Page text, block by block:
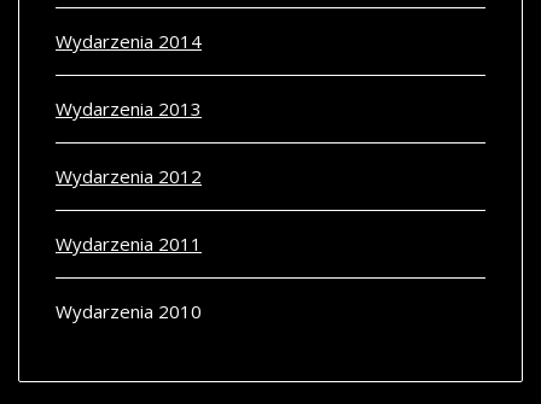
Wydarzenia 2014
Wydarzenia 2013
Wydarzenia 2012
Wydarzenia 2011
Wydarzenia 2010